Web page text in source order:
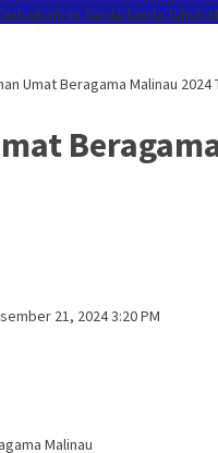
Ini Tanda-Tanda
Umat Beragama Malinau
21, 2024 3:20 PM